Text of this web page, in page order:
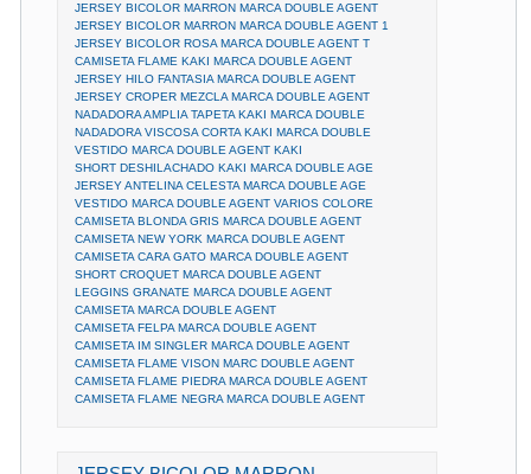
JERSEY BICOLOR MARRON MARCA DOUBLE AGENT
JERSEY BICOLOR MARRON MARCA DOUBLE AGENT 1
JERSEY BICOLOR ROSA MARCA DOUBLE AGENT T
CAMISETA FLAME KAKI MARCA DOUBLE AGENT
JERSEY HILO FANTASIA MARCA DOUBLE AGENT
JERSEY CROPER MEZCLA MARCA DOUBLE AGENT
NADADORA AMPLIA TAPETA KAKI MARCA DOUBLE
NADADORA VISCOSA CORTA KAKI MARCA DOUBLE
VESTIDO MARCA DOUBLE AGENT KAKI
SHORT DESHILACHADO KAKI MARCA DOUBLE AGE
JERSEY ANTELINA CELESTA MARCA DOUBLE AGE
VESTIDO MARCA DOUBLE AGENT VARIOS COLORE
CAMISETA BLONDA GRIS MARCA DOUBLE AGENT
CAMISETA NEW YORK MARCA DOUBLE AGENT
CAMISETA CARA GATO MARCA DOUBLE AGENT
SHORT CROQUET MARCA DOUBLE AGENT
LEGGINS GRANATE MARCA DOUBLE AGENT
CAMISETA MARCA DOUBLE AGENT
CAMISETA FELPA MARCA DOUBLE AGENT
CAMISETA IM SINGLER MARCA DOUBLE AGENT
CAMISETA FLAME VISON MARC DOUBLE AGENT
CAMISETA FLAME PIEDRA MARCA DOUBLE AGENT
CAMISETA FLAME NEGRA MARCA DOUBLE AGENT